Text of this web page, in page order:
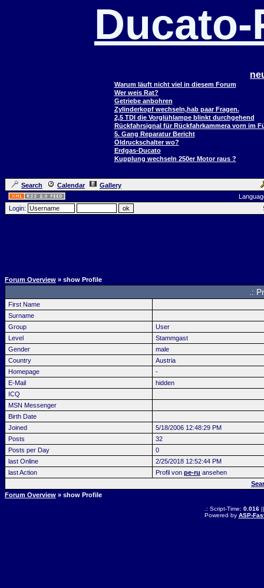
Warum läuft nicht viel in diesem Forum
Wer weis Rat?
Getriebe anbohren
Zylinderkopf wechseln,hab paar Fragen.
2,5 TDI die Vorglühlampe blinkt durchgehend
Rückfahrsignal für Rückfahrkammera vorn im
5. Gang Reparatur Bericht
Öldruckschalter wo?
Erdgas-Ducato
Kupplung wechseln 250er Motor raus ?
Search Calendar
Gallery
Login:
Forum Overview » show Profile
.:
First Name
Surname
Group
User
Level
Stammgast
Gender
male
Country
Austria
Homepage
-
E-Mail
hidden
ICQ
MSN Messenger
Birth Date
Joined
5/18/2006 12:48:29 PM
Posts
32
Posts per Day
0
last Online
2/25/2018 12:52:44 PM
last Action
Profil von pe-ru ansehen
Forum Overview » show Profile
.: Script-Time: 0.016||
Powered by ASP-